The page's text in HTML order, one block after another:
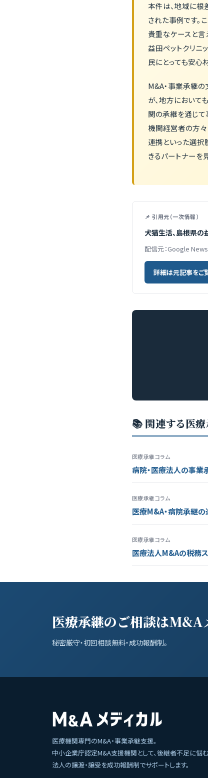
本件は、地域に根
された事例です。
貴重なケースと言
益田ペットクリニ
民にとっても安心
M&A・事業承継の
が、地方において
関の承継を通じ
機関経営者の方々
連携といった選択
きるパートナーを
📌 引用元（一次情報）
犬猫生活、島根県の
配信元：Google News
詳細は元記事をご
📚 関連する医
医療承継コラム
病院・医療法人の事業
医療承継コラム
医療M&A・病院承継の
医療承継コラム
医療法人M&Aの税務
医療承継のご相談はM&A
秘密厳守・初回相談無料・成功報酬制。
医療機関専門のM&A・事業承継支援。
中小企業庁認定M&A支援機関として、後継者不足に悩
法人の譲渡・譲受を成功報酬制でサポートします。